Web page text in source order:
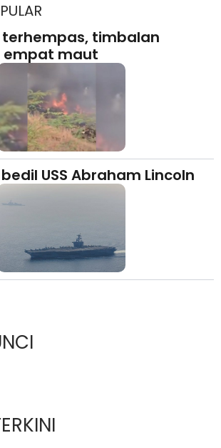
2026
timbalan
empat maut
USS Abraham Lincoln